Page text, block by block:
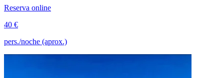
Reserva online
40 €
pers./noche (aprox.)